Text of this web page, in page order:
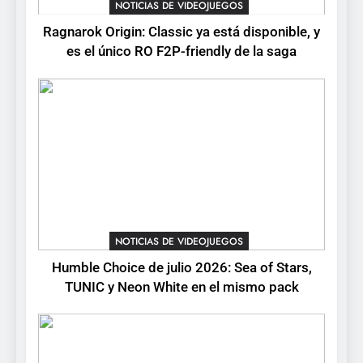
Neon White en el mismo
pack
NOTICIAS DE VIDEOJUEGOS
cambios y todo lo que llega
con el lanzamiento
completo
NOTICIAS DE VIDEOJUEGOS
NOTICIAS DE VIDEOJUEGOS
Ragnarok Origin: Classic ya está disponible, y
es el único RO F2P-friendly de la saga
NOTICIAS DE VIDEOJUEGOS
Humble Choice de julio 2026: Sea of Stars,
TUNIC y Neon White en el mismo pack